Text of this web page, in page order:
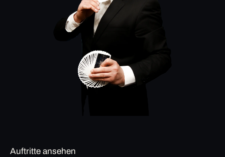
Auftritte ansehen